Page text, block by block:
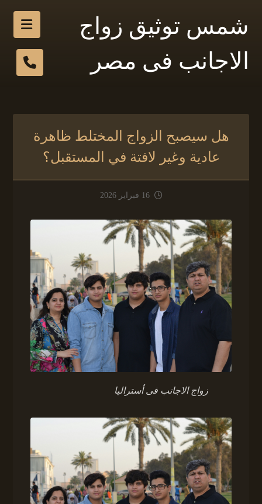
شمس توثيق زواج
الاجانب فى مصر
هل سيصبح الزواج المختلط ظاهرة
عادية وغير لافتة في المستقبل؟
16 فبراير 2026
زواج الاجانب فى أستراليا